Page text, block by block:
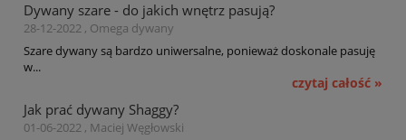
Dywany szare - do jakich wnętrz pasują?
28-12-2022 , Omega dywany
Szare dywany są bardzo uniwersalne, ponieważ doskonale pasuję
w...
czytaj całość »
Jak prać dywany Shaggy?
01-06-2022 , Maciej Węgłowski